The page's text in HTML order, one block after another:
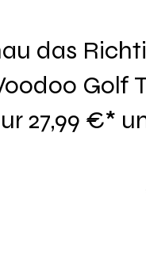
das
Golf
27,99 €*